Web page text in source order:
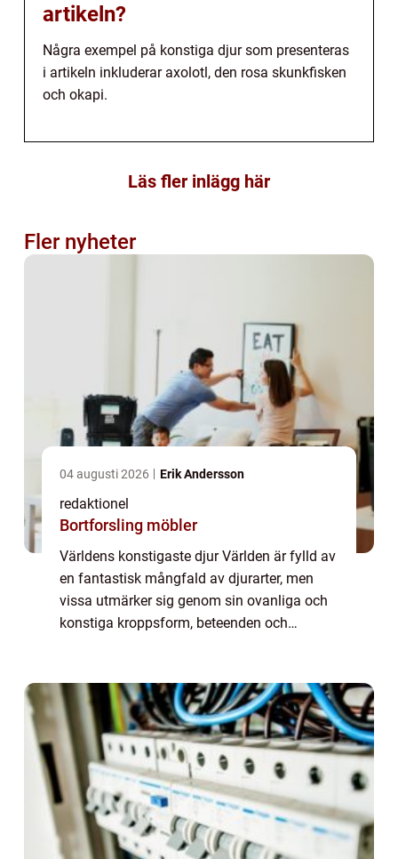
artikeln?
Några exempel på konstiga djur som presenteras
i artikeln inkluderar axolotl, den rosa skunkfisken
och okapi.
Läs fler inlägg här
Fler nyheter
04 augusti 2026 Erik Andersson
redaktionel
Bortforsling möbler
Världens konstigaste djur Världen är fylld av
en fantastisk mångfald av djurarter, men
vissa utmärker sig genom sin ovanliga och
konstiga kroppsform, beteenden och